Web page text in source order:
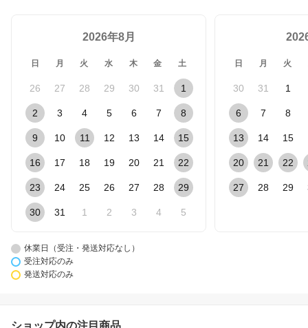
2026年8月
日 月 火 水 木 金 土
26 27 28 29 30 31 1
2 3 4 5 6 7 8
9 10 11 12 13 14 15
16 17 18 19 20 21 22
23 24 25 26 27 28 29
30 31 1 2 3 4 5
日 月 火
30 31 1
6 7 8
13 14 15
20 21 22
27 28 29
休業日（受注・発送対応なし）
受注対応のみ
発送対応のみ
ショップ内の注目商品